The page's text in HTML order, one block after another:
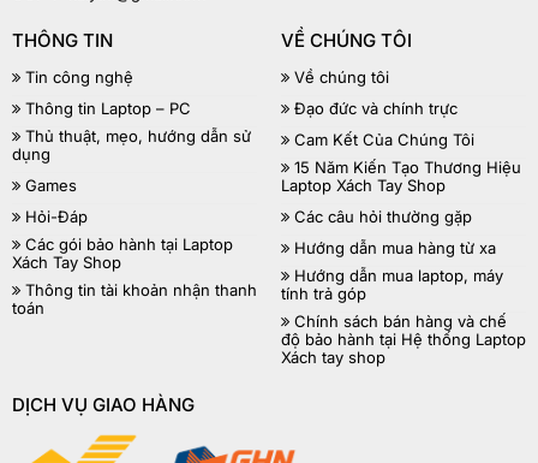
THÔNG TIN
Tin công nghệ
Thông tin Laptop – PC
Thủ thuật, mẹo, hướng dẫn sử
dụng
Games
Hỏi-Đáp
Các gói bảo hành tại Laptop
Xách Tay Shop
Thông tin tài khoản nhận thanh
toán
VỀ CHÚNG TÔI
Về chúng tôi
Đạo đức và chính trực
Cam Kết Của Chúng Tôi
15 Năm Kiến Tạo Thương Hiệu
Laptop Xách Tay Shop
Các câu hỏi thường gặp
Hướng dẫn mua hàng từ xa
Hướng dẫn mua laptop, máy
tính trả góp
Chính sách bán hàng và chế
độ bảo hành tại Hệ thống Laptop
Xách tay shop
DỊCH VỤ GIAO HÀNG